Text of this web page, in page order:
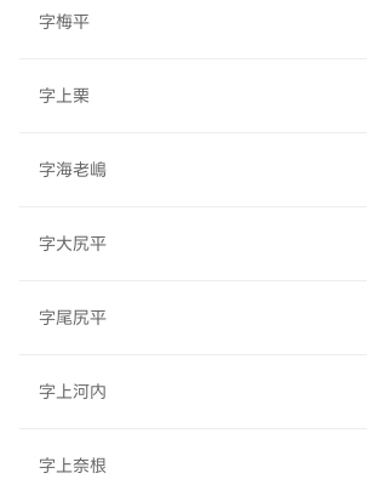
字梅平
字上栗
字海老嶋
字大尻平
字尾尻平
字上河内
字上奈根